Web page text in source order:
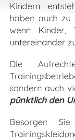
Kindern
haben auch zu
wenn Kinder,
untereinander
Die
sondern auch
pünktlich den
Besorgen